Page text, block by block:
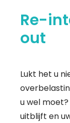
Re-
out
Lukt het u
u wel
uitblijft en